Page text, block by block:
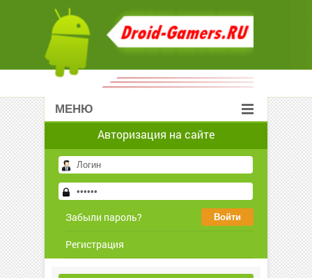
МЕНЮ
Авторизация на сайте
Забыли пароль?
Регистрация